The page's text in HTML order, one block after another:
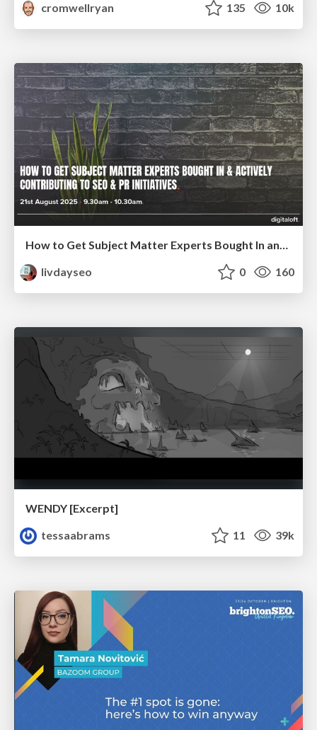
cromwellryan
135 10k
livdayseo
0 160
WENDY [Excerpt]
tessaabrams
11 39k